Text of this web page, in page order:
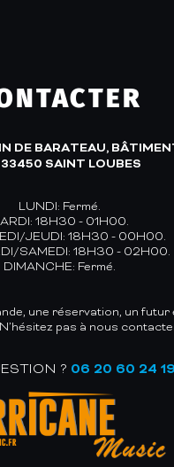
DE BARATEAU,
33450 SAINT LOUBES
LUNDI: Fermé.
18H30 - 01H00.
JEUDI: 18H30 - 00H00.
SAMEDI: 18H30 - 02H00.
DIMANCHE: Fermé.
une réservation, un futur
pas à nous
? 06 20 60 24 19